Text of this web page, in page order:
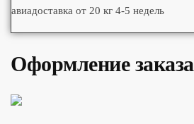
авиадоставка от 20 кг 4-5 недель
Оформление заказа